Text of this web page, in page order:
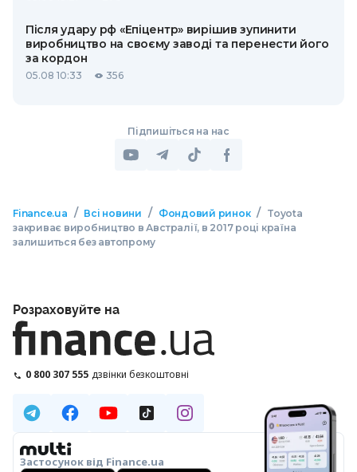
Після удару рф «Епіцентр» вирішив зупинити
виробництво на своєму заводі та перенести його
за кордон
05.08 10:33 356
Підпишіться на нас
Finance.ua / Всі новини / Фондовий ринок / Toyota
закриває виробництво в Австралії, в 2017 році країна
залишиться без автопрому
Розраховуйте на
0 800 307 555 дзвінки безкоштовні
Застосунок від Finance.ua